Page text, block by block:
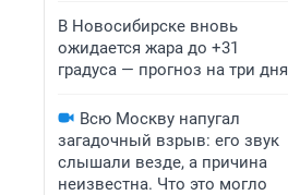
В Новосибирске вновь
ожидается жара до +31
градуса — прогноз на три дня
Всю Москву напугал
загадочный взрыв: его звук
слышали везде, а причина
неизвестна. Что это могло